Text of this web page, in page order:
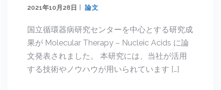
2021年10月28日 論文
国立循環器病研究センターを中心とする研究成
果が Molecular Therapy – Nucleic Acids に論
文発表されました。 本研究には、当社が活用
する技術やノウハウが用いられています […]